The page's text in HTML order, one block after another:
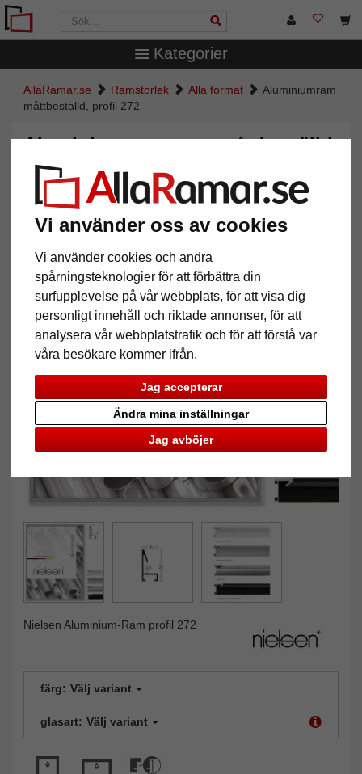
Vi använder oss av cookies
Vi använder cookies och andra
spårningsteknologier för att förbättra din
surfupplevelse på vår webbplats, för att visa dig
personligt innehåll och riktade annonser, för att
analysera vår webbplatstrafik och för att förstå var
våra besökare kommer ifrån.
Jag accepterar
Jag avböjer
Ändra mina inställningar
Kategorier
AllaRamar.se Ramstorlek Alla format
Aluminiumram
måttbeställd, profil 272
Aluminiumram måttbeställd,
profil 272
Tillbaka
Nielsen Aluminium-Ram profil 272
färg: Välj variant
glasart: Välj variant